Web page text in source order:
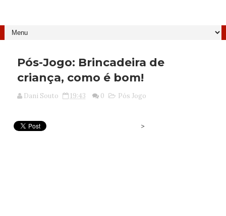
Pós-Jogo: Brincadeira de
criança, como é bom!
Dani Souto 19:43 0 Pós Jogo
>